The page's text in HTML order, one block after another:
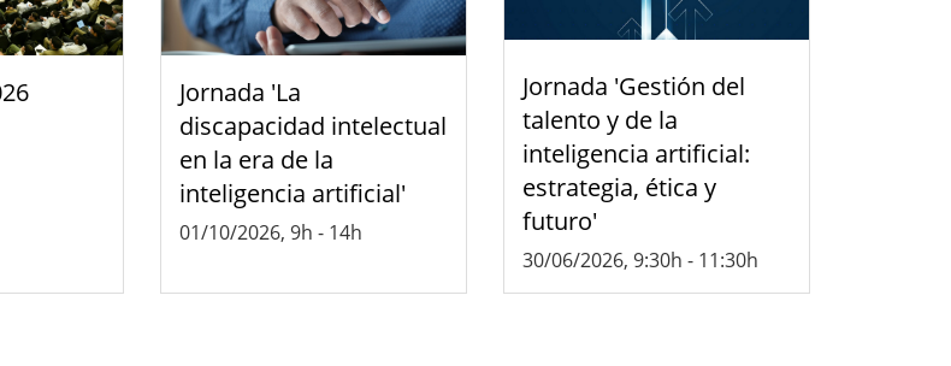
Jornada 'La
discapacidad intelectual
en la era de la
inteligencia artificial'
01/10/2026, 9h - 14h
Jornada 'Gestión del
talento y de la
inteligencia artificial:
estrategia, ética y
futuro'
30/06/2026, 9:30h - 11:30h